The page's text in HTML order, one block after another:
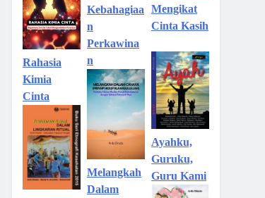
Rahasia
Kimia
Cinta
Kebahagiaa
n
Perkawina
n
Melangkah
Dalam
Mengikat
Cinta Kasih
Ayahku,
Guruku,
Guru Kami